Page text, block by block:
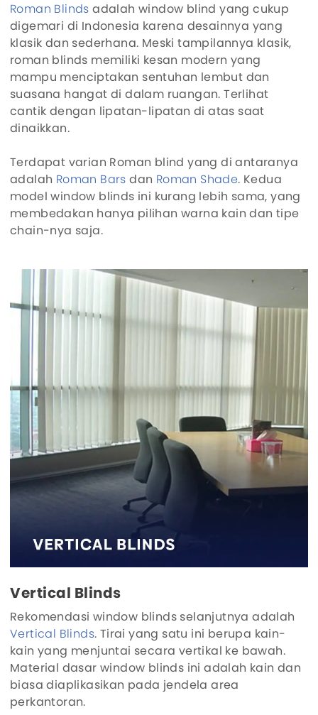
Roman Blinds adalah window blind yang cukup
digemari di Indonesia karena desainnya yang
klasik dan sederhana. Meski tampilannya klasik,
roman blinds memiliki kesan modern yang
mampu menciptakan sentuhan lembut dan
suasana hangat di dalam ruangan. Terlihat
cantik dengan lipatan-lipatan di atas saat
dinaikkan.
Terdapat varian Roman blind yang di antaranya
adalah Roman Bars dan Roman Shade. Kedua
model window blinds ini kurang lebih sama, yang
membedakan hanya pilihan warna kain dan tipe
chain-nya saja.
Vertical Blinds
Rekomendasi window blinds selanjutnya adalah
Vertical Blinds. Tirai yang satu ini berupa kain-
kain yang menjuntai secara vertikal ke bawah.
Material dasar window blinds ini adalah kain dan
biasa diaplikasikan pada jendela area
perkantoran.